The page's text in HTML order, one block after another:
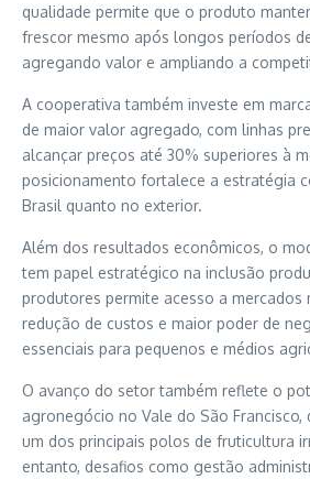
qualidade permite que o produto
frescor mesmo após longos períodos
agregando valor e ampliando a
A cooperativa também investe em
de maior valor agregado, com linhas
alcançar preços até 30% superiores à
posicionamento fortalece a estratégia
Brasil quanto no exterior.
Além dos resultados econômicos, o
tem papel estratégico na inclusão
produtores permite acesso a mercados
redução de custos e maior poder de
essenciais para pequenos e médios
O avanço do setor também reflete o
agronegócio no Vale do São Francisco,
um dos principais polos de fruticultura
entanto, desafios como gestão